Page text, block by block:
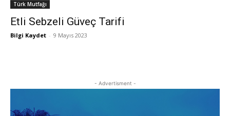
Türk Mutfağı
Etli Sebzeli Güveç Tarifi
Bilgi Kaydet - 9 Mayıs 2023
- Advertisment -